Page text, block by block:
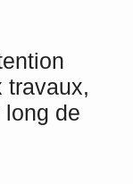
travaux,
de